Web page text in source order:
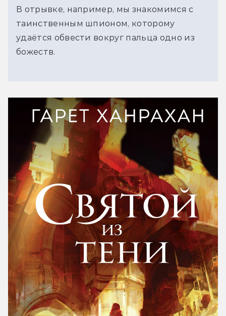
В отрывке, например, мы знакомимся с
таинственным шпионом, которому
удаётся обвести вокруг пальца одно из
божеств.